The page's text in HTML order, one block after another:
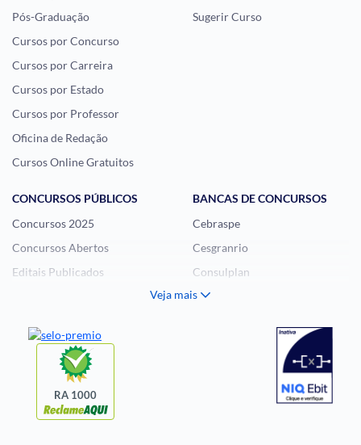
Pós-Graduação
Cursos por Concurso
Cursos por Carreira
Cursos por Estado
Cursos por Professor
Oficina de Redação
Cursos Online Gratuitos
Sugerir Curso
CONCURSOS PÚBLICOS
Concursos 2025
Concursos Abertos
Editais Publicados
Questões de Concurso
BANCAS DE CONCURSOS
Cebraspe
Cesgranrio
Consulplan
FCC
Veja mais
RA 1000